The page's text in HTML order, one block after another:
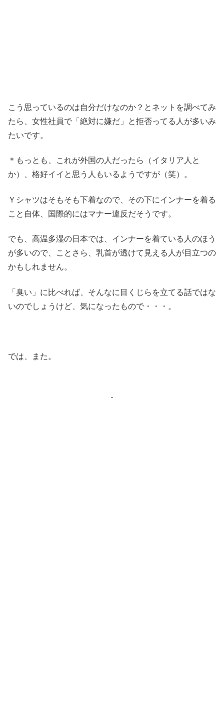
こう思っているのは自分だけなのか？とネットを調べてみ
たら、女性社員で「絶対に嫌だ」と拒否ってる人が多いみ
たいです。
＊もっとも、これが外国の人だったら（イタリア人と
か）、格好イイと思う人もいるようですが（笑）。
Ｙシャツはそもそも下着なので、その下にインナーを着る
こと自体、国際的にはマナー違反だそうです。
でも、高温多湿の日本では、インナーを着ている人のほう
が多いので、ことさら、乳首が透けて見える人が目立つの
かもしれません。
「臭い」に比べれば、そんなに目くじらを立てる話ではな
いのでしょうけど、気になったもので・・・。
では、また。